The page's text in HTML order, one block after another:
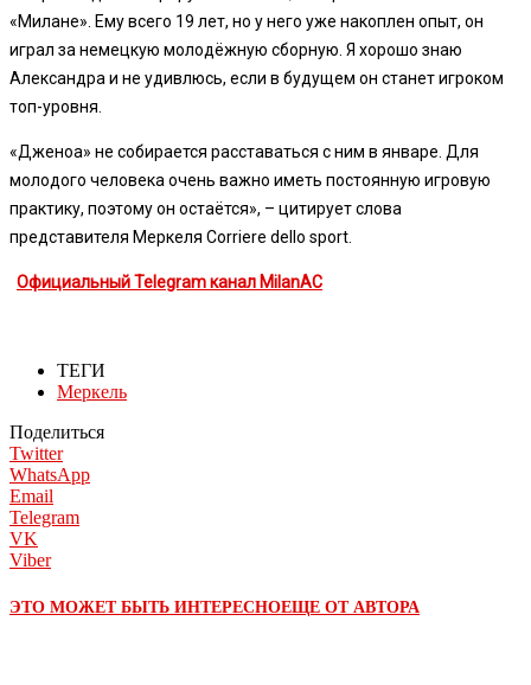
«Милане». Ему всего 19 лет, но у него уже накоплен опыт, он
играл за немецкую молодёжную сборную. Я хорошо знаю
Александра и не удивлюсь, если в будущем он станет игроком
топ-уровня.
«Дженоа» не собирается расставаться с ним в январе. Для
молодого человека очень важно иметь постоянную игровую
практику, поэтому он остаётся», – цитирует слова
представителя Меркеля Corriere dello sport.
Официальный Telegram канал MilanAC
ТЕГИ
Меркель
Поделиться
Twitter
WhatsApp
Email
Telegram
VK
Viber
ЭТО МОЖЕТ БЫТЬ ИНТЕРЕСНОЕЩЕ ОТ АВТОРА